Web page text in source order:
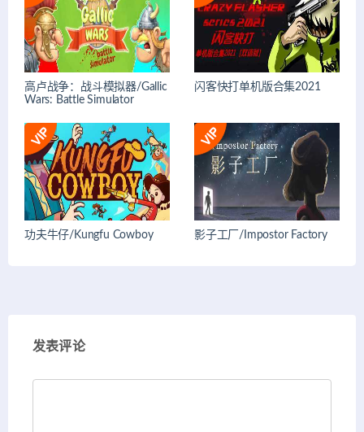
高卢战争：战斗模拟器/Gallic
Wars: Battle Simulator
闪客快打单机版合集2021
功夫牛仔/Kungfu Cowboy 影子工厂/Impostor Factory
发表评论